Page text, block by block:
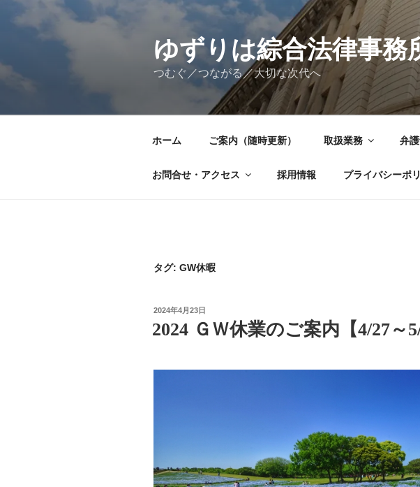
ゆずりは綜合法律事務
つむぐ／つながる／大切な次代へ
ホーム ご案内（随時更新） 取扱業務 弁
お問合せ・アクセス 採用情報 プライバシーポ
タグ: GW休暇
投
日:
2024年4月23日
2024 ＧＷ休業のご案内【4/27～5/